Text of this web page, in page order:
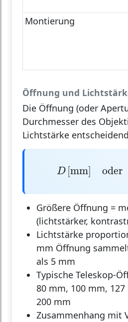
Montierung
Öffnung und
Die Öffnung (oder
Durchmesser des
Lichtstärke
D [mm] oder
D[mm oder
Größere Öffnung =
(lichtstärker,
Lichtstärke
mm Öffnung
als 5 mm
Typische Teleskop-
80 mm, 100 mm,
200 mm
Zusammenhang mit